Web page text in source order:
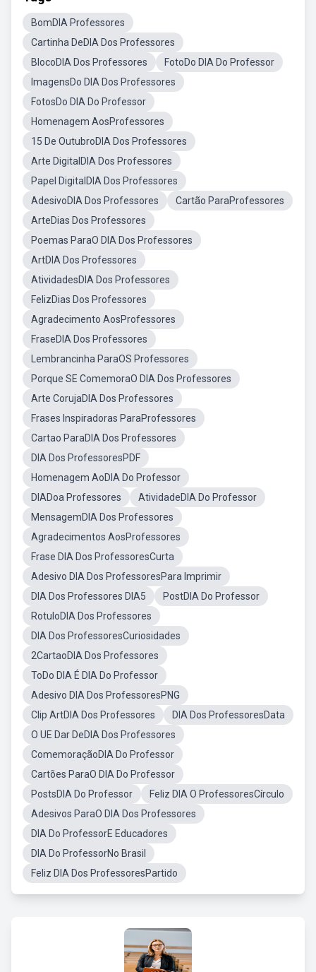
BomDIA Professores
Cartinha DeDIA Dos Professores
BlocoDIA Dos Professores
FotoDo DIA Do Professor
ImagensDo DIA Dos Professores
FotosDo DIA Do Professor
Homenagem AosProfessores
15 De OutubroDIA Dos Professores
Arte DigitalDIA Dos Professores
Papel DigitalDIA Dos Professores
AdesivoDIA Dos Professores
Cartão ParaProfessores
ArteDias Dos Professores
Poemas ParaO DIA Dos Professores
ArtDIA Dos Professores
AtividadesDIA Dos Professores
FelizDias Dos Professores
Agradecimento AosProfessores
FraseDIA Dos Professores
Lembrancinha ParaOS Professores
Porque SE ComemoraO DIA Dos Professores
Arte CorujaDIA Dos Professores
Frases Inspiradoras ParaProfessores
Cartao ParaDIA Dos Professores
DIA Dos ProfessoresPDF
Homenagem AoDIA Do Professor
DIADoa Professores
AtividadeDIA Do Professor
MensagemDIA Dos Professores
Agradecimentos AosProfessores
Frase DIA Dos ProfessoresCurta
Adesivo DIA Dos ProfessoresPara Imprimir
DIA Dos Professores DIA5
PostDIA Do Professor
RotuloDIA Dos Professores
DIA Dos ProfessoresCuriosidades
2CartaoDIA Dos Professores
ToDo DIA É DIA Do Professor
Adesivo DIA Dos ProfessoresPNG
Clip ArtDIA Dos Professores
DIA Dos ProfessoresData
O UE Dar DeDIA Dos Professores
ComemoraçãoDIA Do Professor
Cartões ParaO DIA Do Professor
PostsDIA Do Professor
Feliz DIA O ProfessoresCírculo
Adesivos ParaO DIA Dos Professores
DIA Do ProfessorE Educadores
DIA Do ProfessorNo Brasil
Feliz DIA Dos ProfessoresPartido